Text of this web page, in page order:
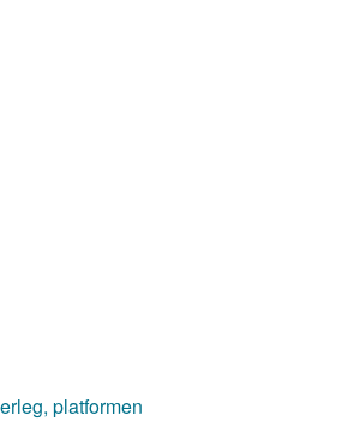
platformen